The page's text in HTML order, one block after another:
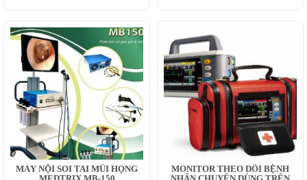
MÁY NỘI SOI TAI MŨI HỌNG
MEDTRIX MB-150
MONITOR THEO DÕI BỆNH
NHÂN CHUYÊN DÙNG TRÊN